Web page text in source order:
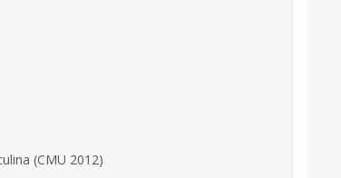
(CMU 2012)